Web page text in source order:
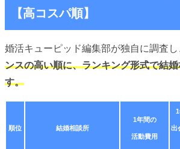
【高コスパ順】
婚活キューピッド編集部が独自に調査し
ンスの高い順に、ランキング形式で結
す。
順位 結婚相談所
1年間の
活動費用
出